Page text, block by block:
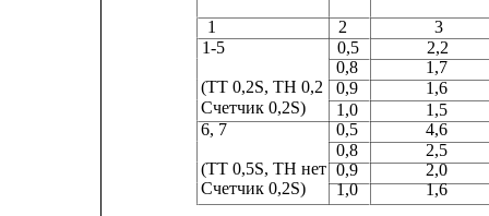
1 2
1-5
0,5
2,2
0,8
1,7
(ТТ 0,2S, ТН 0,2
0,9
1,6
Счетчик 0,2S)
1,0
1,5
6, 7
0,5
4,6
0,8
2,5
(ТТ 0,5S, ТН нет 0,9
2,0
Счетчик 0,2S)
1,0 1,6